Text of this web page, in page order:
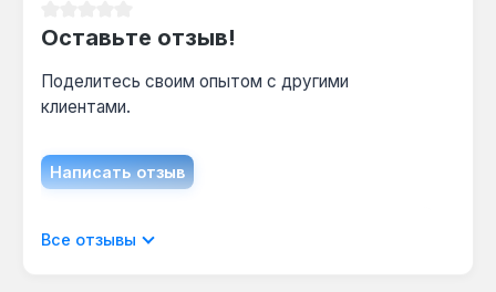
Какой минимальный радиус изгиба
кабеля?
Кабель толщиной 5 мм допускает изгиб
обходить унитаз, раковину и другие
препятствия без повреждения изоляции.
Оставьте отзыв!
Поделитесь своим опытом с другими
клиентами.
Написать отзыв
Отображать отзывы только на текущем
Все отзывы